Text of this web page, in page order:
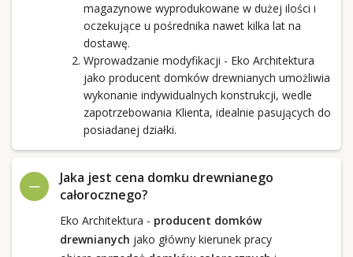
magazynowe wyprodukowane w dużej ilości i
oczekujące u pośrednika nawet kilka lat na
dostawę.
Wprowadzanie modyfikacji - Eko Architektura
jako producent domków drewnianych umożliwia
wykonanie indywidualnych konstrukcji, wedle
zapotrzebowania Klienta, idealnie pasujących do
posiadanej działki.
Jaka jest cena domku drewnianego
całorocznego?
Eko Architektura - producent domków
drewnianych jako główny kierunek pracy